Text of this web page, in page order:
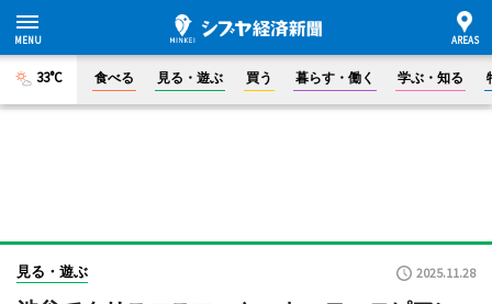
33°C 食べる 見る・遊ぶ 買う 暮らす・働く 学ぶ・知る
見る・遊ぶ 2025.11.28